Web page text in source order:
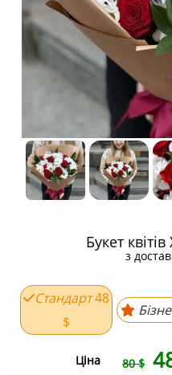
Букет
з
Стандарт48
$
Ціна 80 $